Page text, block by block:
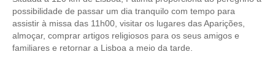
possibilidade de passar um dia tranquilo com tempo para
assistir à missa das 11h00, visitar os lugares das Aparições,
almoçar, comprar artigos religiosos para os seus amigos e
familiares e retornar a Lisboa a meio da tarde.